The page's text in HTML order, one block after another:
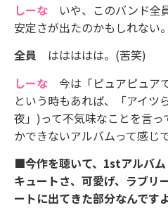
しーな いや、このバンド全
安定さが出たのかもしれない。
全員 ははははは。(苦笑)
しーな 今は「ピュアピュア
という時もあれば、「アイツ
夜」)って不気味なことを言
かできないアルバムって感じ
■今作を聴いて、1stアルバム
キュートさ、可愛げ、ラブリ
ートに出てきた部分なんですよ